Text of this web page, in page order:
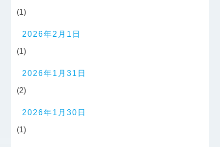
(1)
2026年2月1日
(1)
2026年1月31日
(2)
2026年1月30日
(1)